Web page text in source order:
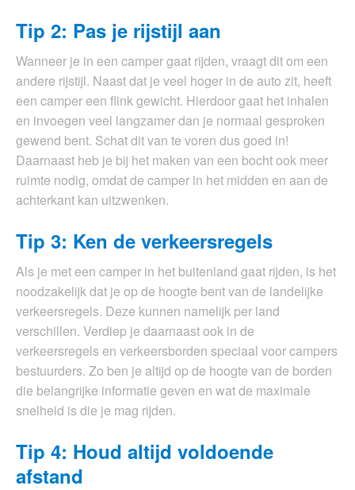
Tip 2: Pas je rijstijl aan
Wanneer je in een camper gaat rijden, vraagt dit om een
andere rijstijl. Naast dat je veel hoger in de auto zit, heeft
een camper een flink gewicht. Hierdoor gaat het inhalen
en invoegen veel langzamer dan je normaal gesproken
gewend bent. Schat dit van te voren dus goed in!
Daarnaast heb je bij het maken van een bocht ook meer
ruimte nodig, omdat de camper in het midden en aan de
achterkant kan uitzwenken.
Tip 3: Ken de verkeersregels
Als je met een camper in het buitenland gaat rijden, is het
noodzakelijk dat je op de hoogte bent van de landelijke
verkeersregels. Deze kunnen namelijk per land
verschillen. Verdiep je daarnaast ook in de
verkeersregels en verkeersborden speciaal voor campers
bestuurders. Zo ben je altijd op de hoogte van de borden
die belangrijke informatie geven en wat de maximale
snelheid is die je mag rijden.
Tip 4: Houd altijd voldoende
afstand